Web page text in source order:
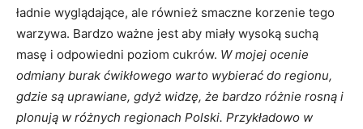
ładnie wyglądające, ale również smaczne korzenie tego
warzywa. Bardzo ważne jest aby miały wysoką suchą
masę i odpowiedni poziom cukrów. W mojej ocenie
odmiany burak ćwikłowego warto wybierać do regionu,
gdzie są uprawiane, gdyż widzę, że bardzo różnie rosną i
plonują w różnych regionach Polski. Przykładowo w